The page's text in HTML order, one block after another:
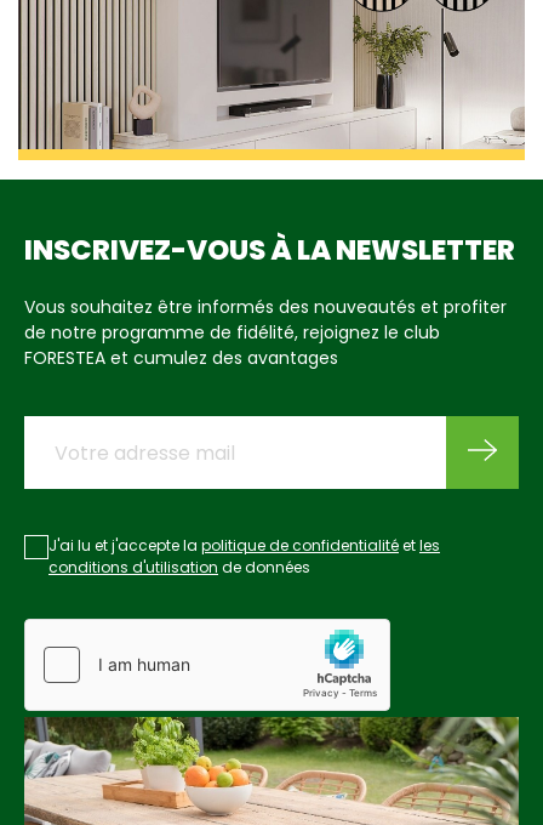
INSCRIVEZ-VOUS À LA NEWSLETTER
Vous souhaitez être informés des nouveautés et profiter
de notre programme de fidélité, rejoignez le club
FORESTEA et cumulez des avantages
J'ai lu et j'accepte la politique de confidentialitéetles
conditions d'utilisation de données